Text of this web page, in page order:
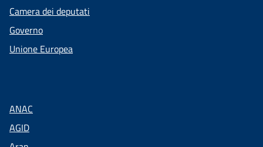
Camera dei deputati
Governo
Unione Europea
ANAC
AGID